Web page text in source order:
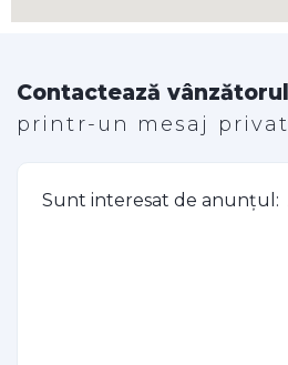
Contactează vânzătorul
printr-un mesaj privat